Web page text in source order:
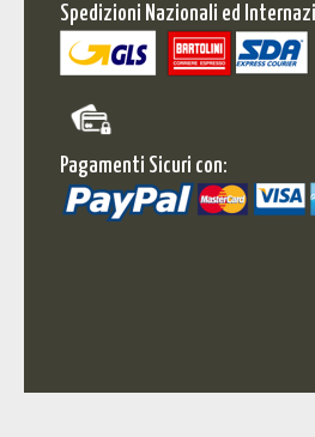
Spedizioni Nazionali ed
Pagamenti Sicuri con: